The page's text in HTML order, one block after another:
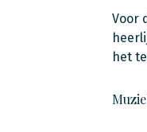
Voor
het